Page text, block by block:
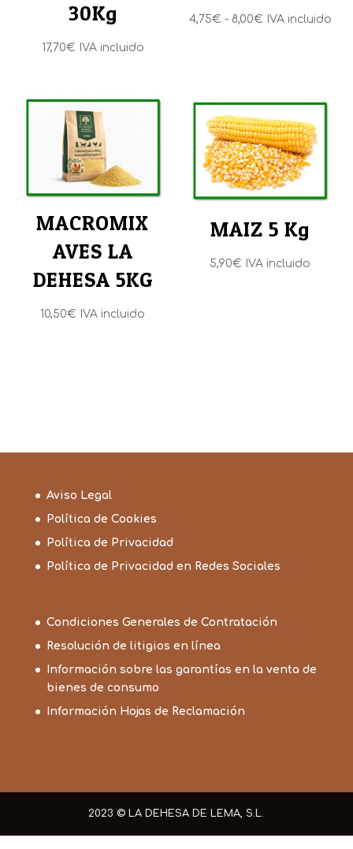
30Kg
17,70€ IVA incluido
4,75€ - 8,00€Rango
4,75€
hasta
8,00€
IVA incluido
MACROMIX
AVES LA
DEHESA 5KG
10,50€ IVA incluido
MAIZ 5 Kg
5,90€ IVA incluido
Aviso Legal
Política de Cookies
Política de Privacidad
Política de Privacidad en Redes Sociales
Condiciones Generales de Contratación
Resolución de litigios en línea
Información sobre las garantías en la venta de
bienes de consumo
Información Hojas de Reclamación
2023 © LA DEHESA DE LEMA, S.L.